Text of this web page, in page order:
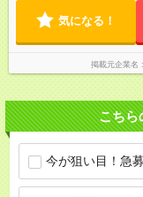
気になる！
掲載元企業名
こちら
今が狙い目！急募